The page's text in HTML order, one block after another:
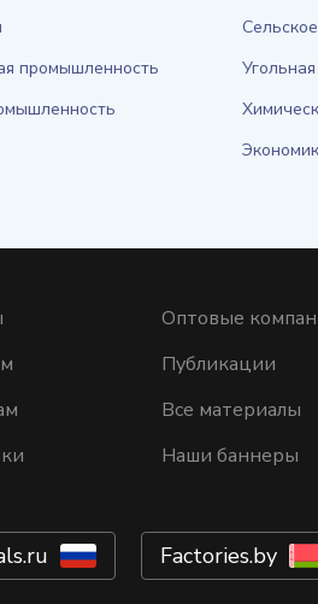
промышленность
Оптовые
Публикации
Все материалы
Наши баннеры
Factories.by